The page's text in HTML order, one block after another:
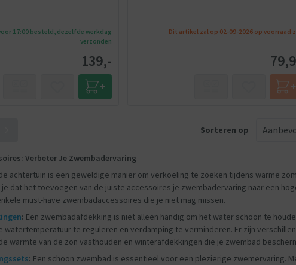
17:00 besteld, dezelfde werkdag
verzonden
139,-
Dit artikel zal op 02-09-2026 op voorraad
Sorteren op
Verbeter Je Zwembadervaring
achtertuin is een geweldige manier om verkoeling te zoeken tijdens warme
je dat het toevoegen van de juiste accessoires je zwembadervaring naar een
must-have zwembadaccessoires die je niet mag missen.
: Een zwembadafdekking is niet alleen handig om het water schoon te
watertemperatuur te reguleren en verdamping te verminderen. Er zijn
warmte van de zon vasthouden en winterafdekkingen die je zwembad
: Een schoon zwembad is essentieel voor een plezierige zwemervaring.